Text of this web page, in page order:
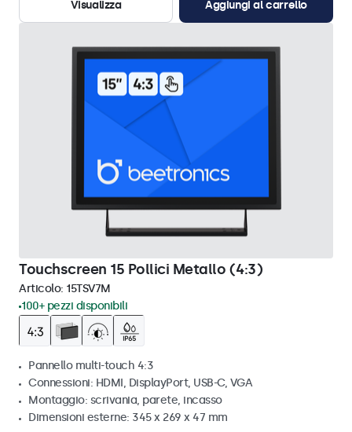
Visualizza
Aggiungi al carrello
Touchscreen 15 Pollici Metallo (4:3)
Articolo: 15TSV7M
100+ pezzi disponibili
Pannello multi-touch 4:3
Connessioni: HDMI, DisplayPort, USB-C, VGA
Montaggio: scrivania, parete, incasso
Dimensioni esterne: 345 x 269 x 47 mm